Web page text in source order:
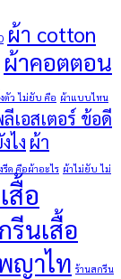
ผ้า cotton
ผ้าคอตตอน
ตัว ไม่ยับ คือ ผ้าแบบไหน
เอสเตอร์ ข้อดี
ไง ผ้า
รีด คือผ้าอะไร ผ้าไม่ยับ ไม่
สื้อ
รีนเสื้อ
ญาไท ร้านสกรีน